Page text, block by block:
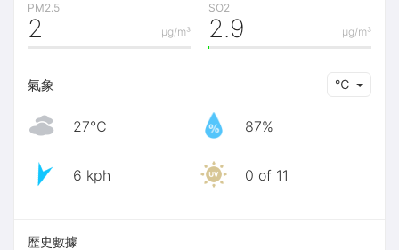
PM2.5
μg/m³
2
SO2
μg/m³
2.9
氣象 ℃
27℃ 87%
6 kph 0 of 11
歷史數據